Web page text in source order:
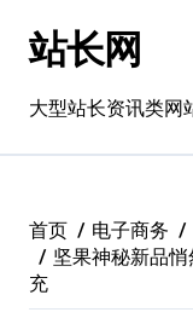
站长网
大型站长资讯类网
首页 电子商务
坚果神秘新品
充